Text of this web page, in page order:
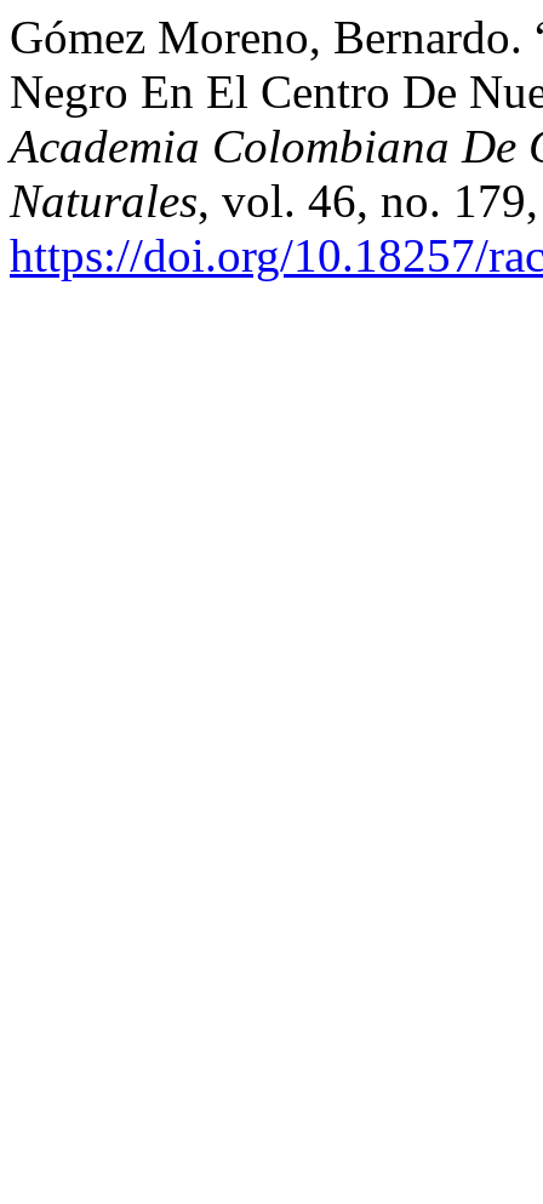
Gómez Moreno,
Negro En El Centro De
Academia Colombiana De
Naturales, vol. 46, no.
https://doi.org/10.18257/